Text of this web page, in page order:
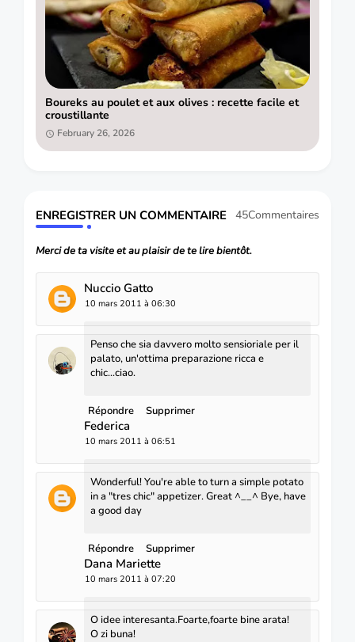
Boureks au poulet et aux olives : recette facile et
croustillante
February 26, 2026
ENREGISTRER UN COMMENTAIRE 45Commentaires
Merci de ta visite et au plaisir de te lire bientôt.
Nuccio Gatto
10 mars 2011 à 06:30
Penso che sia davvero molto sensioriale per il
palato, un'ottima preparazione ricca e
chic...ciao.
Répondre Supprimer
Federica
10 mars 2011 à 06:51
Wonderful! You're able to turn a simple potato
in a "tres chic" appetizer. Great ^__^ Bye, have
a good day
Répondre Supprimer
Dana Mariette
10 mars 2011 à 07:20
O idee interesanta.Foarte,foarte bine arata!
O zi buna!